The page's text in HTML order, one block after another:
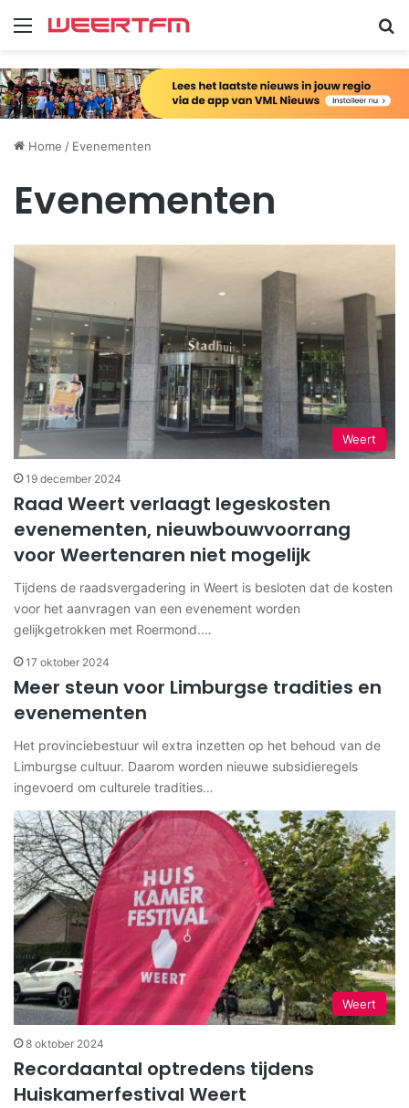
Menu
Home / Evenementen
Evenementen
Weert
19 december 2024
Raad Weert verlaagt legeskosten
evenementen, nieuwbouwvoorrang
voor Weertenaren niet mogelijk
Tijdens de raadsvergadering in Weert is besloten dat de kosten
voor het aanvragen van een evenement worden
gelijkgetrokken met Roermond.…
17 oktober 2024
Meer steun voor Limburgse tradities en
evenementen
Het provinciebestuur wil extra inzetten op het behoud van de
Limburgse cultuur. Daarom worden nieuwe subsidieregels
ingevoerd om culturele tradities…
Weert
8 oktober 2024
Recordaantal optredens tijdens
Huiskamerfestival Weert